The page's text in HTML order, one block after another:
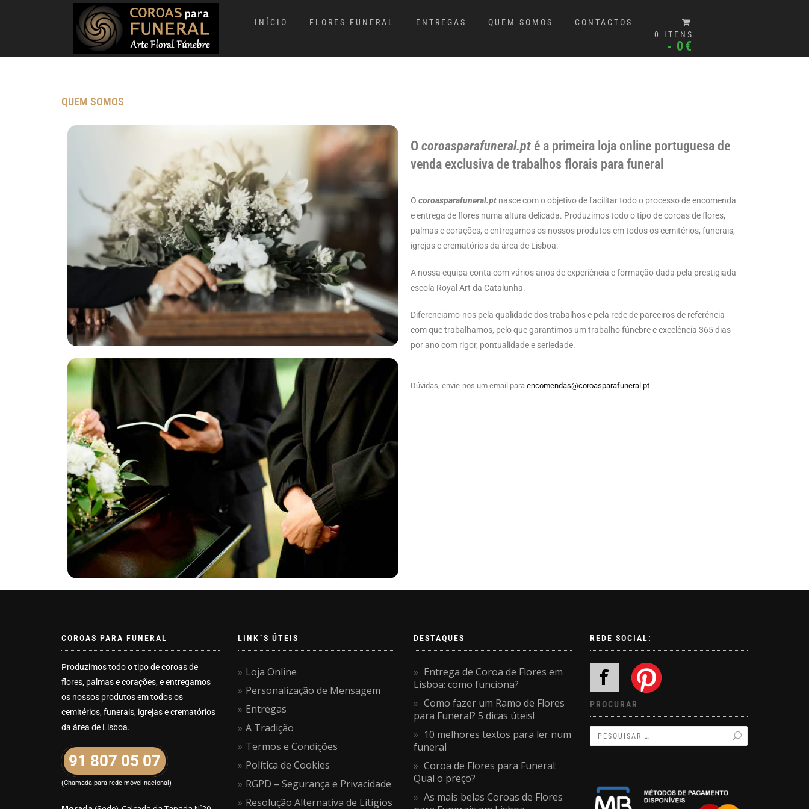
INÍCIO FLORES FUNERAL ENTREGAS QUEM SOMOS
CONTACTOS
0 ITENS
0€
QUEM SOMOS
O coroasparafuneral.pt é a primeira loja online portuguesa de
venda exclusiva de trabalhos florais para funeral
O coroasparafuneral.pt nasce com o objetivo de facilitar todo o processo de encomenda
e entrega de flores numa altura delicada. Produzimos todo o tipo de coroas de flores,
palmas e corações, e entregamos os nossos produtos em todos os cemitérios, funerais,
igrejas e crematórios da área de Lisboa.
A nossa equipa conta com vários anos de experiência e formação dada pela prestigiada
escola Royal Art da Catalunha.
Diferenciamo-nos pela qualidade dos trabalhos e pela rede de parceiros de referência
com que trabalhamos, pelo que garantimos um trabalho fúnebre e excelência 365 dias
por ano com rigor, pontualidade e seriedade.
Dúvidas, envie-nos um email para encomendas@coroasparafuneral.pt
COROAS PARA FUNERAL
Produzimos todo o tipo de coroas de
flores, palmas e corações, e entregamos
os nossos produtos em todos os
cemitérios, funerais, igrejas e crematórios
da área de Lisboa.
91 807 05 07
(Chamada para rede móvel nacional)
LINK´S ÚTEIS
Loja Online
Personalização de Mensagem
Entregas
A Tradição
Termos e Condições
Política de Cookies
RGPD – Segurança e Privacidade
Resolução Alternativa de Litigios
DESTAQUES
Entrega de Coroa de Flores em
Lisboa: como funciona?
Como fazer um Ramo de Flores
para Funeral? 5 dicas úteis!
10 melhores textos para ler num
funeral
Coroa de Flores para Funeral:
Qual o preço?
As mais belas Coroas de Flores
REDE SOCIAL:
PROCURAR